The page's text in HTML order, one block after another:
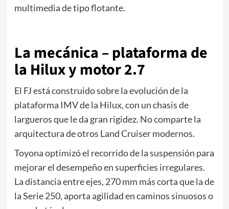
multimedia de tipo flotante.
La mecánica – plataforma de
la Hilux y motor 2.7
El FJ está construido sobre la evolución de la
plataforma IMV de la Hilux, con un chasis de
largueros que le da gran rigidez. No comparte la
arquitectura de otros Land Cruiser modernos.
Toyona optimizó el recorrido de la suspensión para
mejorar el desempeño en superficies irregulares.
La distancia entre ejes, 270 mm más corta que la de
la Serie 250, aporta agilidad en caminos sinuosos o